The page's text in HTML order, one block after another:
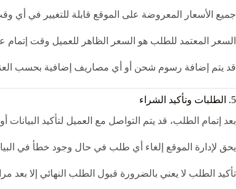
جميع الأسعار المعروضة على الموقع قابلة للتغيير في أي
السعر المعتمد للطلب هو السعر الظاهر للعميل وقت إتمام
قد يتم إضافة رسوم شحن أو أي مصاريف إضافية بحسب
5. الطلبات وتأكيد الشراء
بعد إتمام الطلب، قد يتم التواصل مع العميل لتأكيد
يحق لإدارة الموقع إلغاء أي طلب في حال وجود خطأ في
تأكيد الطلب لا يعني بالضرورة قبول الطلب النهائي إلا بعد